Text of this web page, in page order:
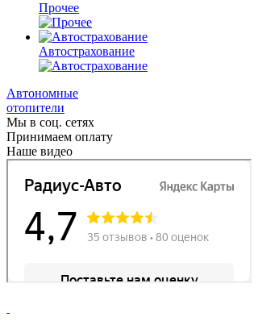
Прочее
Автострахование
Автономные
отопители
Мы в соц. сетях
Принимаем оплату
Наше видео